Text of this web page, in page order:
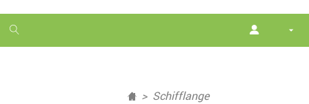
1
month
Schifflange